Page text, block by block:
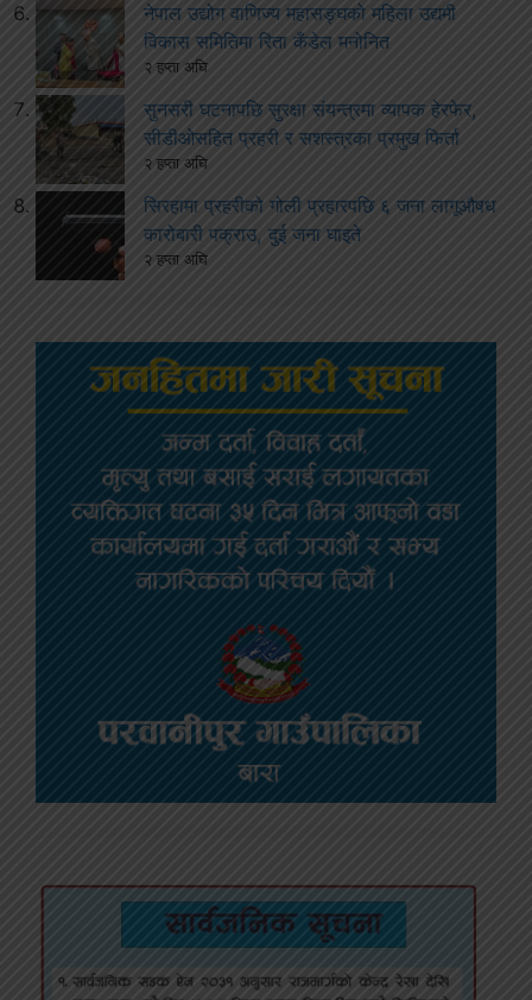
नेपाल उद्योग वाणिज्य महासङ्घको महिला उद्यमी
विकास समितिमा रिता कँडेल मनोनित
२ हप्ता अघि
सुनसरी घटनापछि सुरक्षा संयन्त्रमा व्यापक हेरफेर,
सीडीओसहित प्रहरी र सशस्त्रका प्रमुख फिर्ता
२ हप्ता अघि
सिरहामा प्रहरीको गोली प्रहारपछि ६ जना लागूऔषध
कारोबारी पक्राउ, दुई जना घाइते
२ हप्ता अघि